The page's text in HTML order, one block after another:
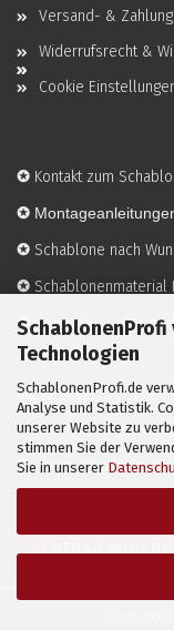
SchablonenProfi
Technologien
SchablonenProfi.de
Analyse und Statistik.
unserer Website zu
stimmen Sie der
Sie in unserer
Versand- &
Widerrufsrecht &
Cookie
✪ Kontakt zum
✪
✪ Schablone nach
✪ Schablonenmaterial
✪Hersteller-hier
Mit ✪
Anwendungsbeispiele
© SchablonenProfi.de